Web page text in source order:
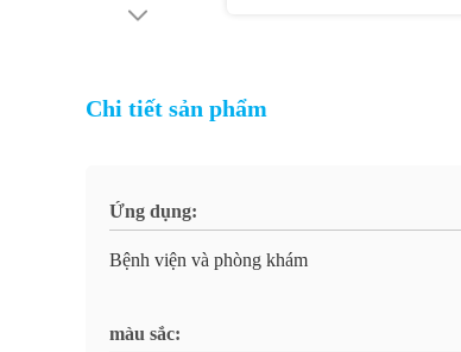
Chi tiết sản phẩm
Ứng dụng:
Bệnh viện và phòng khám
màu sắc: